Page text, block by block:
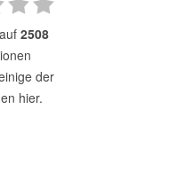
2508
hier.